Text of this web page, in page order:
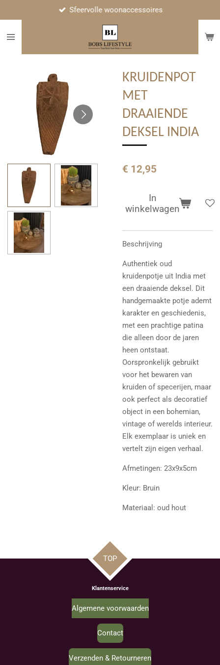
naar
Sfeervolle woonaccessoires
KRUIDENPOT
MET
DRAAIENDE
DEKSEL INDIA
€ 12,95
In
winkelwagen
Beschrijving
Authentiek oud
kruidenpotje uit India met
een draaiende deksel. Dit
handgemaakte potje ademt
karakter en geschiedenis,
met een prachtige patina
die alleen door de jaren
heen ontstaat.
Oorspronkelijk gebruikt
voor het bewaren van
kruiden of specerijen, maar
ook perfect als decoratief
object in een bohemian,
vintage of werelds interieur.
Elk exemplaar is uniek en
vertelt zijn eigen verhaal.
Afmetingen: 23x9x5cm
Kleur: Bruin
Materiaal: oud hout
TOP
Klantenservice
Algemene voorwaarden
Contact
Verzenden & Retourneren